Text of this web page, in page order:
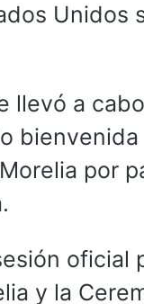
Unidos
llevó a
bienvenida
por
oficial
y la